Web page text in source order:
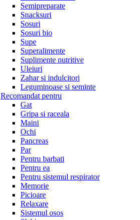
Semipreparate
Snacksuri
Sosuri
Sosuri bio
Supe
Superalimente
Suplimente nutritive
Uleiuri
Zahar si indulcitori
Leguminoase si seminte
Recomandat pentru
Gat
Gripa si raceala
Maini
Ochi
Pancreas
Par
Pentru barbati
Pentru ea
Pentru sistemul respirator
Memorie
Picioare
Relaxare
Sistemul osos